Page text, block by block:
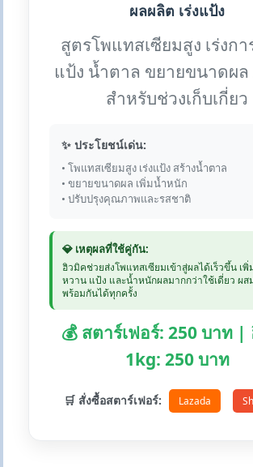
ผลผลิต เร่งแป้ง
สูตรโพแทสเซียมสูง เร่งกา
แป้ง น้ำตาล ขยายขนาดผล
สำหรับช่วงเก็บเกี่ยว
✨ ประโยชน์เด่น:
• โพแทสเซียมสูง เร่งแป้ง สร้างน้ำตาล
• ขยายขนาดผล เพิ่มน้ำหนัก
• ปรับปรุงคุณภาพและรสชาติ
💎 เหตุผลที่ใช้คู่กัน:
ฮิวมิคช่วยส่งโพแทสเซียมเข้าสู่ผลได้เร็วขึ้น เ
หวาน แป้ง และน้ำหนักผลมากกว่าใช้เดี่ยว ผ
พร้อมกันได้ทุกครั้ง
💰 สตาร์เฟอร์: 250 บาท
1kg: 250 บาท
🛒 สั่งซื้อสตาร์เฟอร์: Lazada